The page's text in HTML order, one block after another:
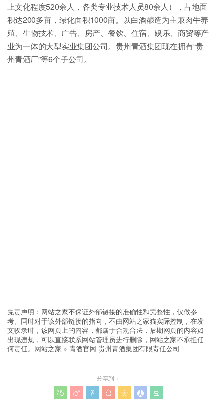
上文化程度520余人，各类专业技术人员80余人），占地面
积达200多亩，绿化面积1000亩。以白酒酿造为主兼肉牛养
殖、生物技术、广告、房产、餐饮、住宿、娱乐、商贸等产
业为一体的大型实业集团公司。贵州青酒集团现在拥有“贵
州青酒厂”等6个子公司。
免责声明：网站之家不保证外部链接的准确性和完整性，仅做参
考。同时对于该外部链接的指向，不由网站之家猫实际控制，在发
文收录时，该网页上的内容，都属于合规合法，后期网页的内容如
出现违规，可以直接联系网站管理员进行删除，网站之家不承担任
何责任。 网站之家 » 青酒官网 贵州青酒集团有限责任公司
分享到：
      